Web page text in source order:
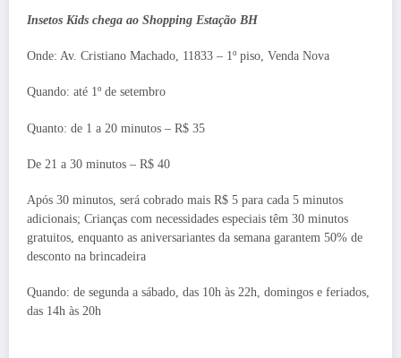
Insetos Kids chega ao Shopping Estação BH
Onde: Av. Cristiano Machado, 11833 – 1º piso, Venda Nova
Quando: até 1º de setembro
Quanto: de 1 a 20 minutos – R$ 35
De 21 a 30 minutos – R$ 40
Após 30 minutos, será cobrado mais R$ 5 para cada 5 minutos
adicionais; Crianças com necessidades especiais têm 30 minutos
gratuitos, enquanto as aniversariantes da semana garantem 50% de
desconto na brincadeira
Quando: de segunda a sábado, das 10h às 22h, domingos e feriados,
das 14h às 20h